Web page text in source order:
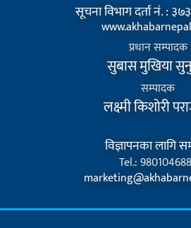
सूचना विभाग दर्ता नं. :
प्रधान सम्पादक
सुबास मुखिया
सम्पादक
लक्ष्मी किशोरी
विज्ञापनका लागि
Tel.: